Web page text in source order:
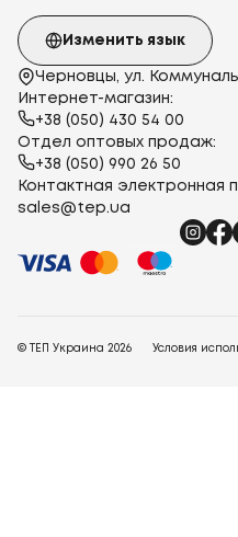
Черновцы, ул.
Интернет-магазин:
+38 (050) 430 54 00
Отдел оптовых продаж:
+38 (050) 990 26 50
Контактная электронная
sales@tep.ua
Изменить язык
© ТЕП Украина 2026 Условия